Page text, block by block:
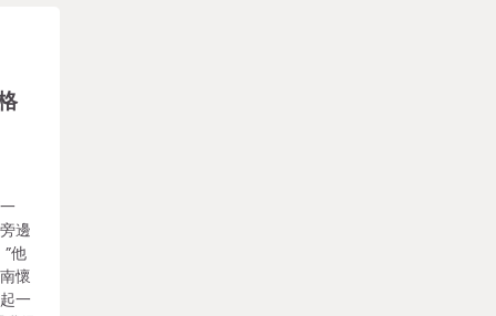
邊
他
懷
一